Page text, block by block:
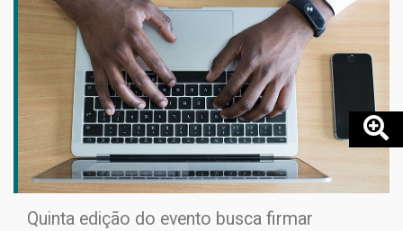
Quinta edição do evento busca firmar